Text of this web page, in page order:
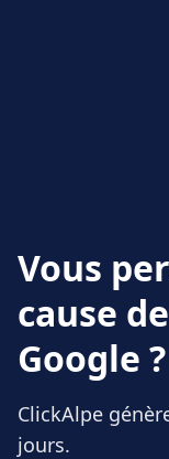
Vous
cause
Google ?
ClickAlpe
jours.